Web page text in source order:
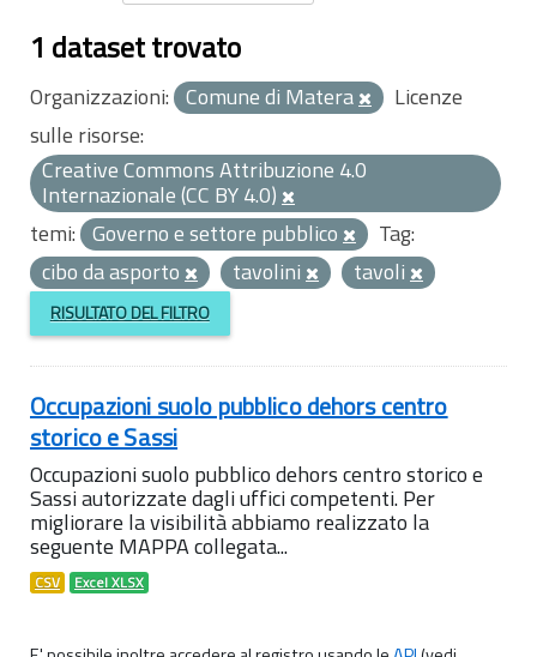
1 dataset trovato
Organizzazioni: Comune di Matera
Licenze
sulle risorse:
Creative Commons Attribuzione 4.0
Internazionale (CC BY 4.0)
temi: Governo e settore pubblico
Tag:
cibo da asporto
tavolini tavoli
RISULTATO DEL FILTRO
Occupazioni suolo pubblico dehors centro
storico e Sassi
Occupazioni suolo pubblico dehors centro storico e
Sassi autorizzate dagli uffici competenti. Per
migliorare la visibilità abbiamo realizzato la
seguente MAPPA collegata...
CSV Excel XLSX